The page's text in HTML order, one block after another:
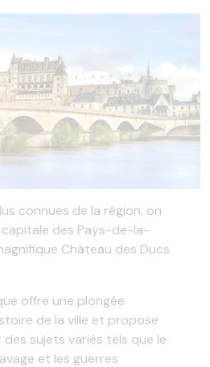
connues de la région, on
des Pays-de-la-
Château des Ducs
offre une plongée
de la ville et propose
sujets variés tels que le
et les guerres